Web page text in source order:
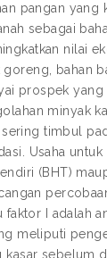
pangan yang
sebagai
nilai
bahan
prospek yang
minyak
timbul
Usaha untuk
(BHT)
I adalah
meliputi
sebelum